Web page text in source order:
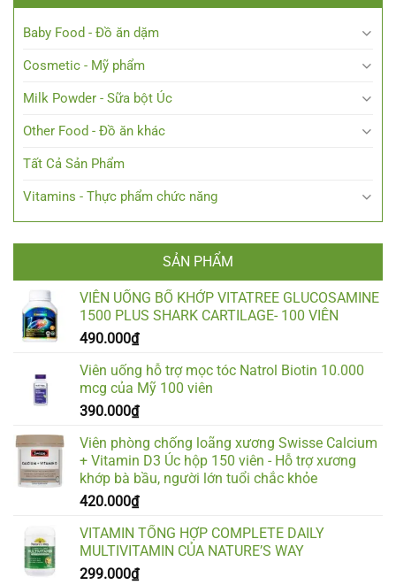
Baby Food - Đồ ăn dặm
Cosmetic - Mỹ phẩm
Milk Powder - Sữa bột Úc
Other Food - Đồ ăn khác
Tất Cả Sản Phẩm
Vitamins - Thực phẩm chức năng
SẢN PHẨM
VIÊN UỐNG BỔ KHỚP VITATREE GLUCOSAMINE
1500 PLUS SHARK CARTILAGE- 100 VIÊN
490.000₫
Viên uống hỗ trợ mọc tóc Natrol Biotin 10.000
mcg của Mỹ 100 viên
390.000₫
Viên phòng chống loãng xương Swisse Calcium
+ Vitamin D3 Úc hộp 150 viên - Hỗ trợ xương
khớp bà bầu, người lớn tuổi chắc khỏe
420.000₫
VITAMIN TỔNG HỢP COMPLETE DAILY
MULTIVITAMIN CỦA NATURE’S WAY
299.000₫